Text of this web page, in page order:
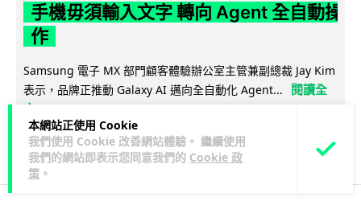
本網站正使用 Cookie
我們使用 Cookie 改善網站體驗。 繼續使用
我們的網站即表示您同意我們的 Cookie 政
策 。
手機毋須輸入文字 轉向 Agent 全自動操
作
Samsung 電子 MX 部門顧客體驗辦公室主管兼副總裁 Jay Kim
表示，品牌正推動 Galaxy AI 邁向全自動化 Agent...
閱讀全
文
27 4 ↗ 分享